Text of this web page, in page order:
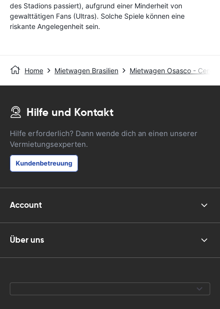
des Stadions passiert), aufgrund einer Minderheit von
gewalttätigen Fans (Ultras). Solche Spiele können eine
riskante Angelegenheit sein.
Home Mietwagen Brasilien Mietwagen Osasco -
Hilfe und Kontakt
Hilfe erforderlich? Dann wende dich an einen unserer
Vermietungsexperten.
Kundenbetreuung
Account
Über uns